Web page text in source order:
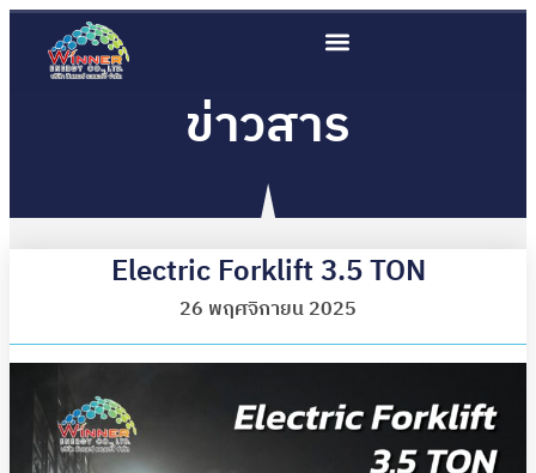
ข่าวสาร
Electric Forklift 3.5 TON
26 พฤศจิกายน 2025